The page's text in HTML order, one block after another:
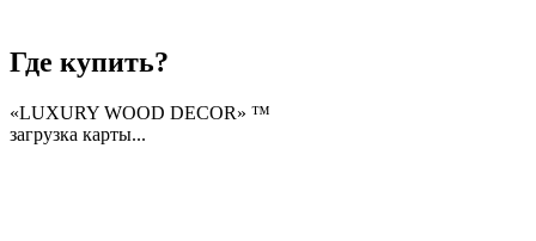
Где купить?
«LUXURY WOOD DECOR» ™
загрузка карты...